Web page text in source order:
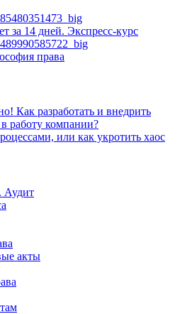
за 14 дней. Экспресс-курс
права
Как разработать и внедрить
работу компании?
или как укротить хаос
Аудит
акты